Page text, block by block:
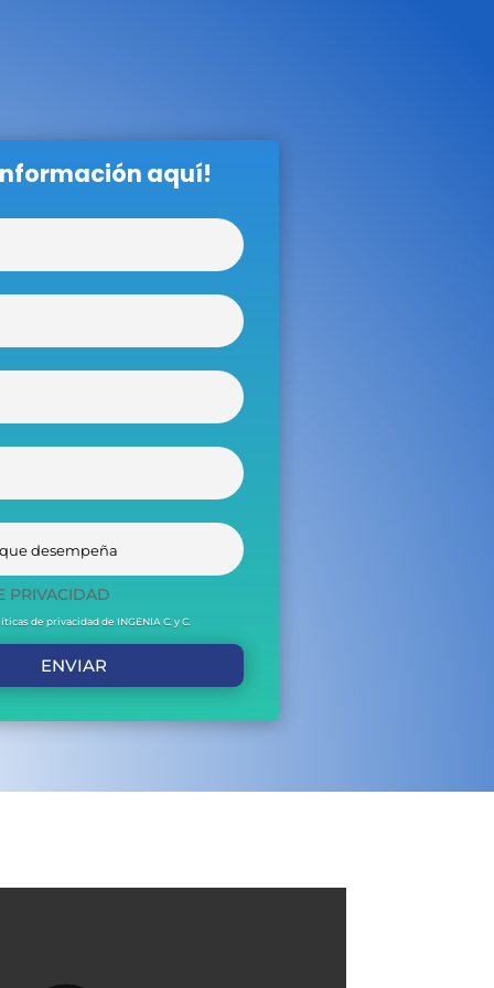
aquí!
PRIVACIDAD
de privacidad de INGENIA C. y C.